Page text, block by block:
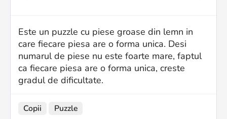
Este un puzzle cu piese groase din lemn in
care fiecare piesa are o forma unica. Desi
numarul de piese nu este foarte mare, faptul
ca fiecare piesa are o forma unica, creste
gradul de dificultate.
Copii Puzzle